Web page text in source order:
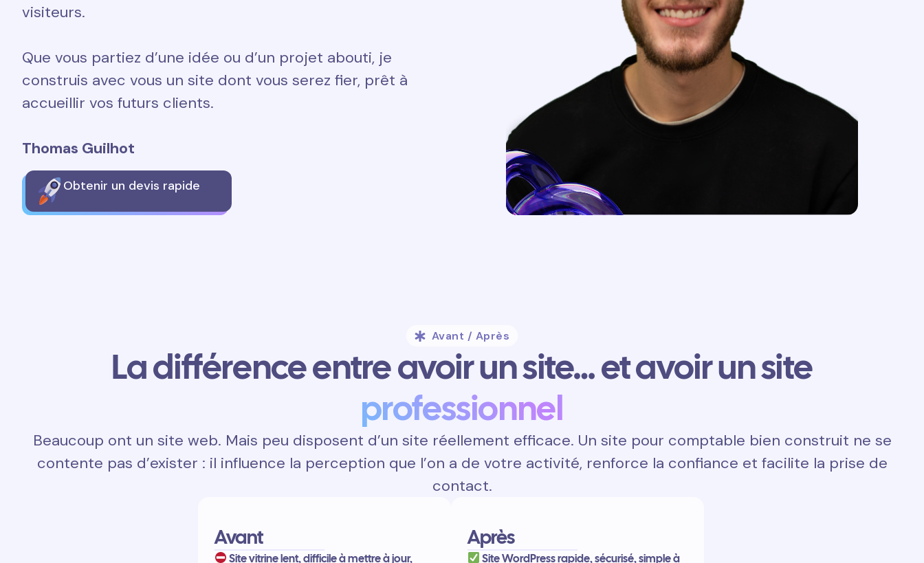
visiteurs.
Que vous partiez d’une idée ou d’un projet abouti, je
construis avec vous un site dont vous serez fier, prêt à
accueillir vos futurs clients.
Thomas Guilhot
Obtenir un devis rapide
Avant / Après
La différence entre avoir un site… et avoir un site
professionnel
Beaucoup ont un site web. Mais peu disposent d’un site réellement efficace. Un site pour comptable bien construit ne se
contente pas d’exister : il influence la perception que l’on a de votre activité, renforce la confiance et facilite la prise de
contact.
Avant
Site vitrine lent, difficile à mettre à jour,
Après
Site WordPress rapide, sécurisé, simple à